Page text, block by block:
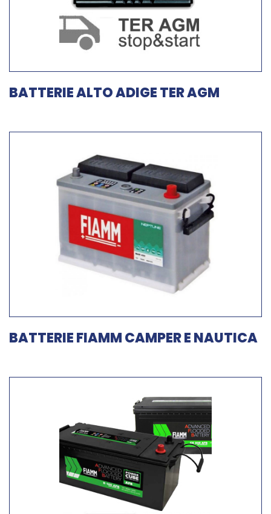
BATTERIE ALTO ADIGE TER AGM
BATTERIE FIAMM CAMPER E NAUTICA